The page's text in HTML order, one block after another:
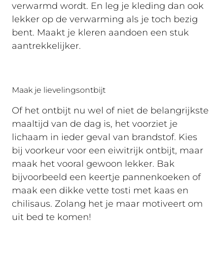
verwarmd wordt. En leg je kleding dan ook
lekker op de verwarming als je toch bezig
bent. Maakt je kleren aandoen een stuk
aantrekkelijker.
Maak je lievelingsontbijt
Of het ontbijt nu wel of niet de belangrijkste
maaltijd van de dag is, het voorziet je
lichaam in ieder geval van brandstof. Kies
bij voorkeur voor een eiwitrijk ontbijt, maar
maak het vooral gewoon lekker. Bak
bijvoorbeeld een keertje pannenkoeken of
maak een dikke vette tosti met kaas en
chilisaus. Zolang het je maar motiveert om
uit bed te komen!